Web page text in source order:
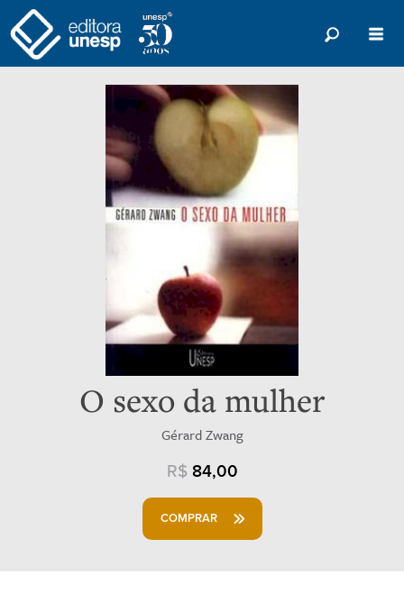
O sexo da mulher
Gérard Zwang
R$ 84,00
COMPRAR